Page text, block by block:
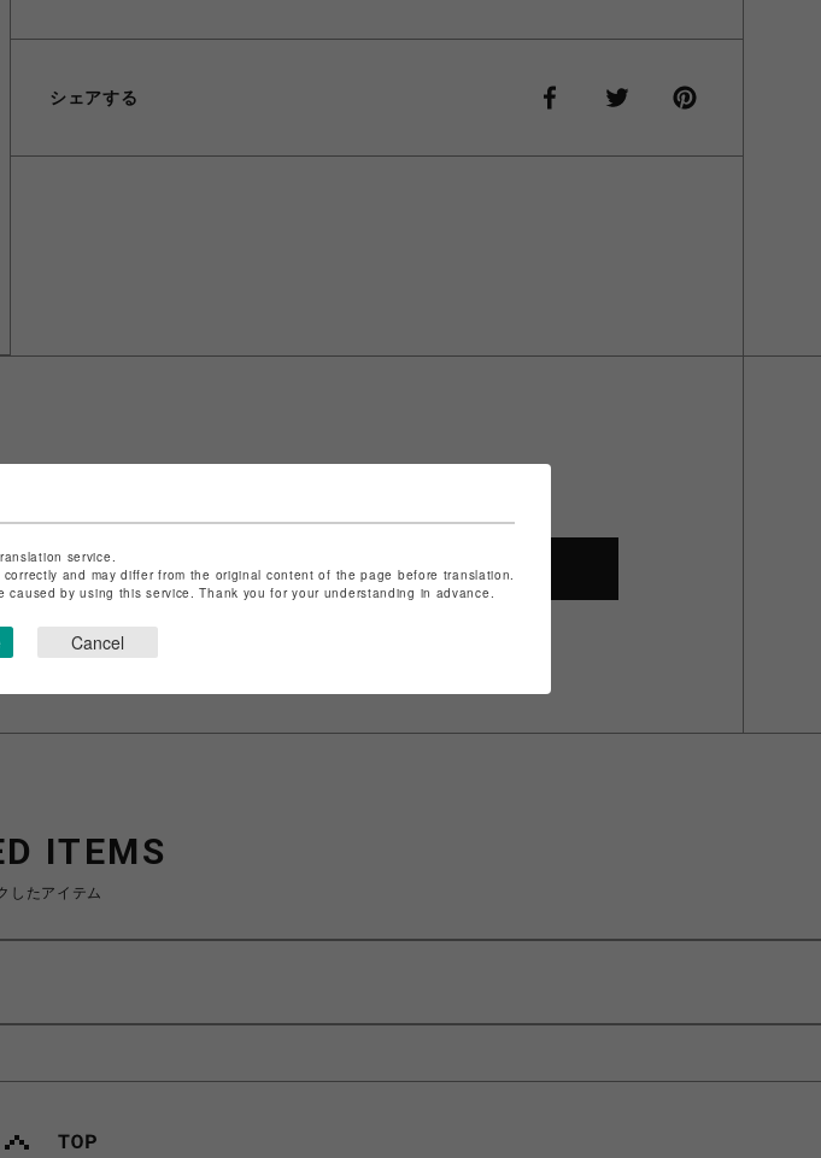
シェアする
はこちら
SHOP TOP
ITEMS
したアイテム
service.
and may differ from the original content of the page before translation.
by using this service. Thank you for your understanding in advance.
Cancel